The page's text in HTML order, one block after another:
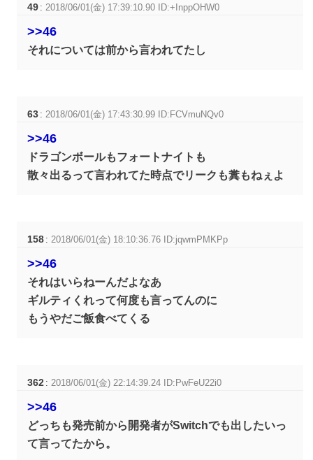
49 : 2018/06/01(金) 17:39:10.90 ID:+InppOHW0
>>46
それについては前から言われてたし
63 : 2018/06/01(金) 17:43:30.99 ID:FCVmuNQv0
>>46
ドラゴンボールもフォートナイトも
散々出るって言われてた時点でリークも糞もねぇよ
158 : 2018/06/01(金) 18:10:36.76 ID:jqwmPMKPp
>>46
それはいらねーんだよなあ
ギルティくれって何度も言ってんのに
もうやだご飯食べてくる
362 : 2018/06/01(金) 22:14:39.24 ID:PwFeU22i0
>>46
どっちも発売前から開発者がSwitchでも出したいっ
て言ってたから。